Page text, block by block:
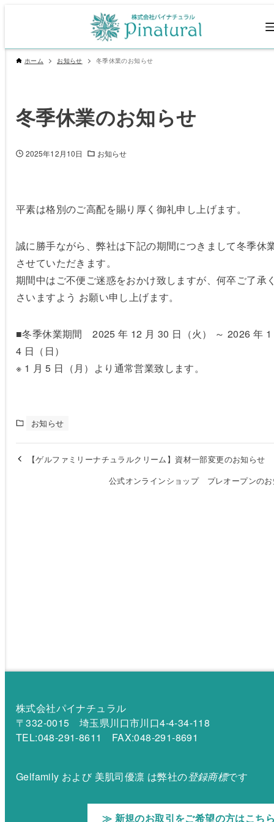
ホーム お知らせ 冬季休業のお知らせ
冬季休業のお知らせ
2025年12月10日 お知らせ
平素は格別のご高配を賜り厚く御礼申し上げます。
誠に勝手ながら、弊社は下記の期間につきまして冬季休
させていただきます。
期間中はご不便ご迷惑をおかけ致しますが、何卒ご了承
さいますよう お願い申し上げます。
■冬季休業期間 2025 年 12 月 30 日（火） ～ 2026 年 1
4 日（日）
※ 1 月 5 日（月）より通常営業致します。
お知らせ
【ゲルファミリーナチュラルクリーム】資材一部変更のお知らせ
公式オンラインショップ プレオープンの
株式会社パイナチュラル
〒332-0015 埼玉県川口市川口4-4-34-118
TEL:048-291-8611 FAX:048-291-8691
Gelfamily および 美肌司優凛 は弊社の登録商標です
≫ 新規のお取引をご希望の方はこち